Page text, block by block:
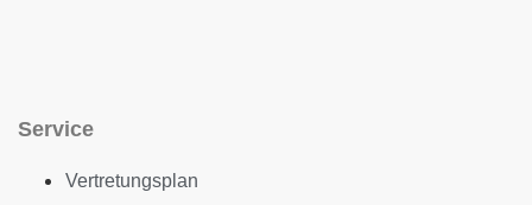
Service
Vertretungsplan